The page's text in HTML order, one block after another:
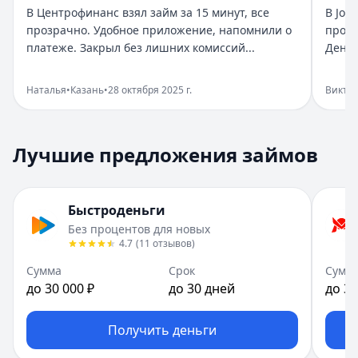
Дата: 28 октября 2025 г.
Взяла займ в Бюджет срочно нужны были деньги.
Помогли в нужный момент
Организация:Монеза
Срочно понадобились деньги, Монеза выручила.
Рейтинг:
Организация:Привет, сосед!
Город:Екатеринбург
28 октября 2025 г.
В Привет, сосед! оформила займ за пару минут.
Быстро и реально удобно
Рейтинг:4
Центрофинанс
Город:Казань
В Центрофинанс взял займ за 15 минут, все
прозрачно. Удобное приложение, напомнили о
платеже. Закрыл без лишних комиссий...
Наталья•Казань•28 октября 2025 г.
В
Лучшие предложения займов
Быстроденьги
Без процентов для новых
4.7 (11 отзывов)
Сумма
до 30 000 ₽
Срок
до 30 дней
Получить деньги
до